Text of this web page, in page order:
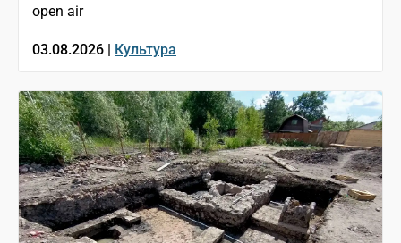
open air
03.08.2026 | Культура